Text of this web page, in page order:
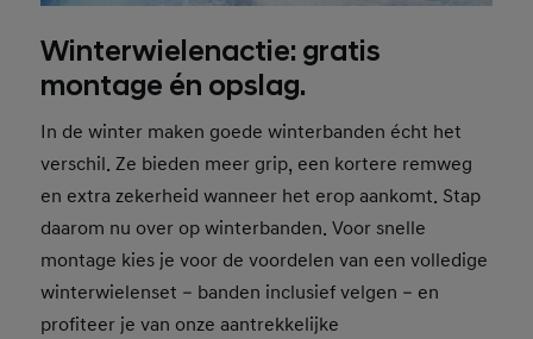
Winterwielenactie: gratis
montage én opslag.
In de winter maken goede winterbanden écht het
verschil. Ze bieden meer grip, een kortere remweg
en extra zekerheid wanneer het erop aankomt. Stap
daarom nu over op winterbanden. Voor snelle
montage kies je voor de voordelen van een volledige
winterwielenset – banden inclusief velgen – en
profiteer je van onze aantrekkelijke